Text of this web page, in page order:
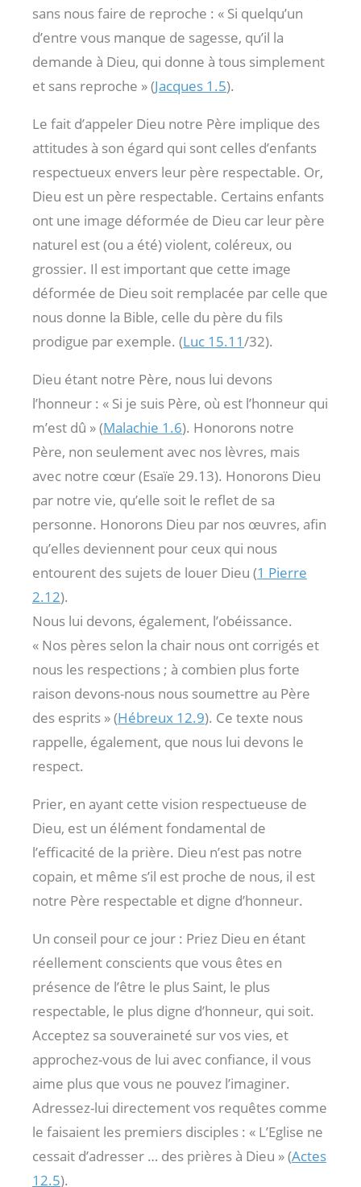
sans nous faire de reproche : « Si quelqu’un
d’entre vous manque de sagesse, qu’il la
demande à Dieu, qui donne à tous simplement
et sans reproche » (Jacques 1.5).
Le fait d’appeler Dieu notre Père implique des
attitudes à son égard qui sont celles d’enfants
respectueux envers leur père respectable. Or,
Dieu est un père respectable. Certains enfants
ont une image déformée de Dieu car leur père
naturel est (ou a été) violent, coléreux, ou
grossier. Il est important que cette image
déformée de Dieu soit remplacée par celle que
nous donne la Bible, celle du père du fils
prodigue par exemple. (Luc 15.11/32).
Dieu étant notre Père, nous lui devons
l’honneur : « Si je suis Père, où est l’honneur qui
m’est dû » (Malachie 1.6). Honorons notre
Père, non seulement avec nos lèvres, mais
avec notre cœur (Esaïe 29.13). Honorons Dieu
par notre vie, qu’elle soit le reflet de sa
personne. Honorons Dieu par nos œuvres, afin
qu’elles deviennent pour ceux qui nous
entourent des sujets de louer Dieu (1 Pierre
2.12).
Nous lui devons, également, l’obéissance.
« Nos pères selon la chair nous ont corrigés et
nous les respections ; à combien plus forte
raison devons-nous nous soumettre au Père
des esprits » (Hébreux 12.9). Ce texte nous
rappelle, également, que nous lui devons le
respect.
Prier, en ayant cette vision respectueuse de
Dieu, est un élément fondamental de
l’efficacité de la prière. Dieu n’est pas notre
copain, et même s’il est proche de nous, il est
notre Père respectable et digne d’honneur.
Un conseil pour ce jour : Priez Dieu en étant
réellement conscients que vous êtes en
présence de l’être le plus Saint, le plus
respectable, le plus digne d’honneur, qui soit.
Acceptez sa souveraineté sur vos vies, et
approchez-vous de lui avec confiance, il vous
aime plus que vous ne pouvez l’imaginer.
Adressez-lui directement vos requêtes comme
le faisaient les premiers disciples : « L’Eglise ne
cessait d’adresser … des prières à Dieu » (Actes
12.5).